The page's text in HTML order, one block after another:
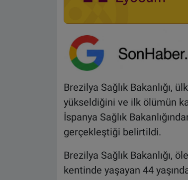
Brezilya Sağlık Bakanlığı,
yükseldiğini ve ilk ölümün
İspanya Sağlık
gerçekleştiği belirtildi.
Brezilya Sağlık Bakanlığı,
kentinde yaşayan 44